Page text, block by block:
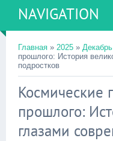
NAVIGATION
Главная » 2025 » Декабрь
прошлого: История
подростков
Космические
прошлого:
глазами